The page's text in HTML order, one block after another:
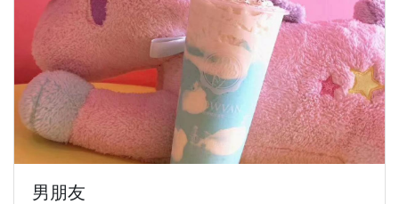
男朋友